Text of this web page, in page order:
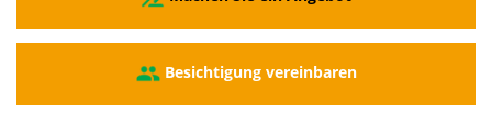
Besichtigung vereinbaren